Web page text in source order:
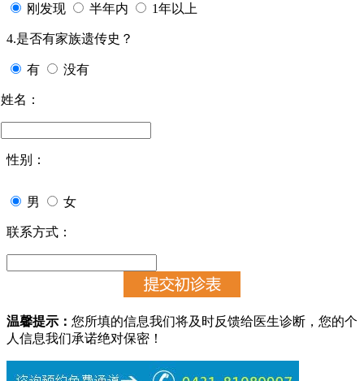
刚发现 半年内 1年以上
4.是否有家族遗传史？
有 没有
姓名：
性别：
男 女
联系方式：
温馨提示： 您所填的信息我们将及时反馈给医生诊断，您的个
人信息我们承诺绝对保密！